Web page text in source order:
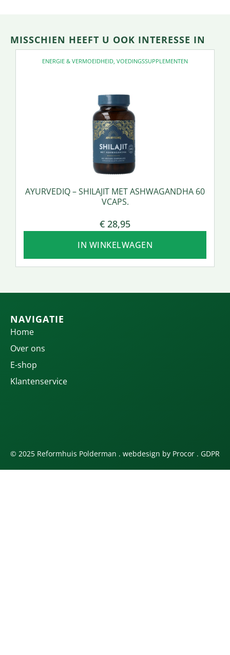
MISSCHIEN HEEFT U OOK INTERESSE IN
ENERGIE & VERMOEIDHEID VOEDINGSSUPPLEMENTEN
AYURVEDIQ – SHILAJIT MET ASHWAGANDHA 60
VCAPS.
€ 28,95
IN WINKELWAGEN
NAVIGATIE
Home
Over ons
E-shop
Klantenservice
© 2025 Reformhuis Polderman . webdesign by Procor . GDPR